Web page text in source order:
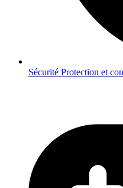
Sécurité Protection et